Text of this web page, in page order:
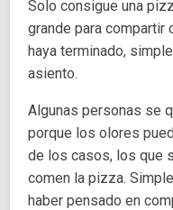
Solo consigue una
grande para compartir
haya terminado,
asiento.
Algunas personas se
porque los olores
de los casos, los que
comen la pizza.
haber pensado en